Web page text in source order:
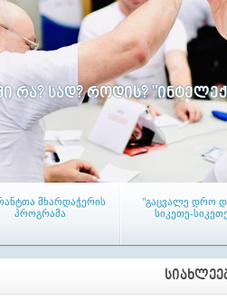
რა? სად? როდის?
მხარდაჭერის
პროგრამა
"გაცვალე დრო
სიკეთე-